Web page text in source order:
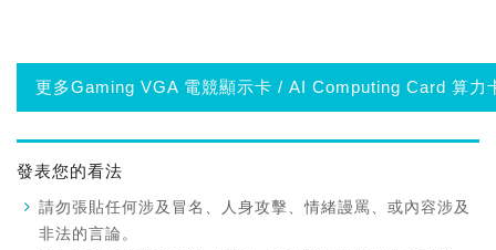
更多Gaming VGA 電競顯示卡 / AI Computing Card 算力
發表您的看法
請勿張貼任何涉及冒名、人身攻擊、情緒謾罵、或內容涉及
非法的言論。